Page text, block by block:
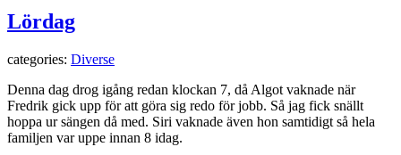
Lördag
categories: Diverse
Denna dag drog igång redan klockan 7, då Algot vaknade när
Fredrik gick upp för att göra sig redo för jobb. Så jag fick snällt
hoppa ur sängen då med. Siri vaknade även hon samtidigt så hela
familjen var uppe innan 8 idag.